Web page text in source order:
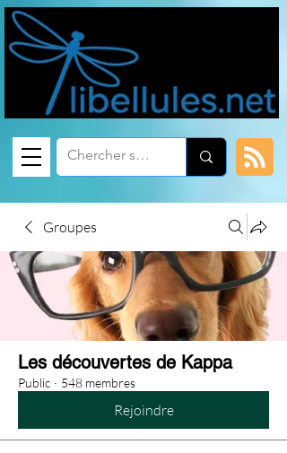
Groupes
Les découvertes de Kappa
Public · 548 membres
Rejoindre